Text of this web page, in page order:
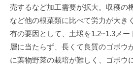
売するなど加工需要が拡大。収穫の
など他の根菜類に比べて労力が大き
有の要因として、土壌を1.2~1.3メ
層に当たらず、長くて良質のゴボウ
に葉物野菜の栽培が難しく、ゴボウ